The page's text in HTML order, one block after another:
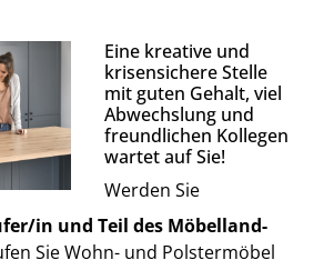
Eine kreative und
krisensichere Stelle
mit guten Gehalt, viel
Abwechslung und
freundlichen Kollegen
wartet auf Sie!
Werden Sie
in und Teil des Möbelland-
Sie Wohn- und Polstermöbel